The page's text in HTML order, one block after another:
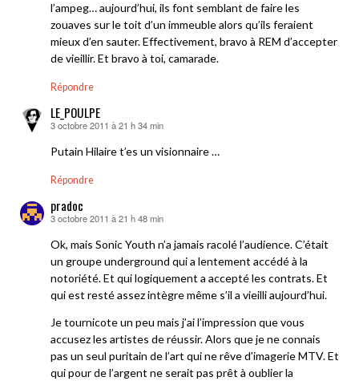
l’ampeg… aujourd’hui, ils font semblant de faire les
zouaves sur le toit d’un immeuble alors qu’ils feraient
mieux d’en sauter. Effectivement, bravo à REM d’accepter
de vieillir. Et bravo à toi, camarade.
Répondre
LE_POULPE
dit :
3 octobre 2011 à 21 h 34 min
Putain Hilaire t’es un visionnaire …
Répondre
pradoc
dit :
3 octobre 2011 à 21 h 48 min
Ok, mais Sonic Youth n’a jamais racolé l’audience. C’était
un groupe underground qui a lentement accédé à la
notoriété. Et qui logiquement a accepté les contrats. Et
qui est resté assez intègre même s’il a vieilli aujourd’hui.
Je tournicote un peu mais j’ai l’impression que vous
accusez les artistes de réussir. Alors que je ne connais
pas un seul puritain de l’art qui ne rêve d’imagerie MTV. Et
qui pour de l’argent ne serait pas prêt à oublier la